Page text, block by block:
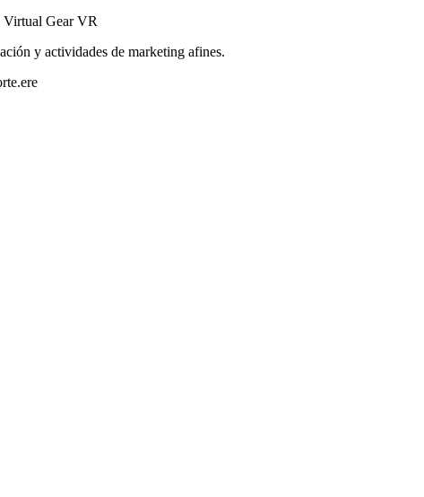
Virtual Gear VR
y actividades de marketing afines.
ere